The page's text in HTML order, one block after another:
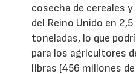
cosecha de cereales
del Reino Unido en
toneladas, lo que
para los agricultores
libras (456 millones